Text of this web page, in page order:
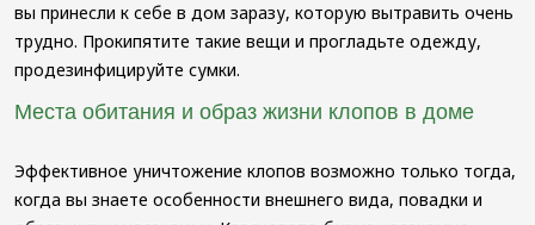
вы принесли к себе в дом заразу, которую вытравить очень
трудно. Прокипятите такие вещи и прогладьте одежду,
продезинфицируйте сумки.
Места обитания и образ жизни клопов в доме
Эффективное уничтожение клопов возможно только тогда,
когда вы знаете особенности внешнего вида, повадки и